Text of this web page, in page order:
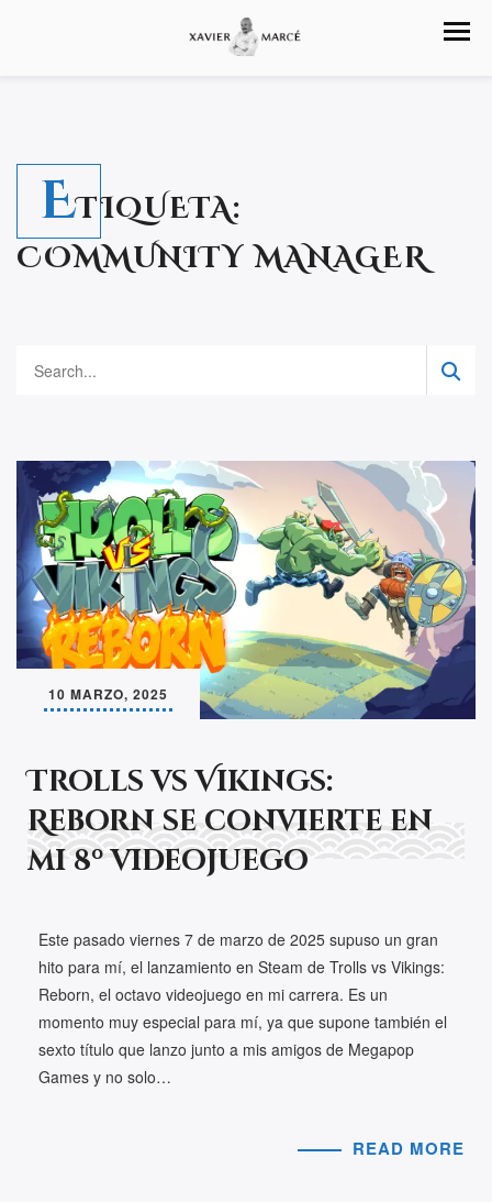
ETIQUETA:
COMMUNITY MANAGER
10 MARZO, 2025
Trolls vs Vikings:
Reborn se convierte en
mi 8º videojuego
Este pasado viernes 7 de marzo de 2025 supuso un gran
hito para mí, el lanzamiento en Steam de Trolls vs Vikings:
Reborn, el octavo videojuego en mi carrera. Es un
momento muy especial para mí, ya que supone también el
sexto título que lanzo junto a mis amigos de Megapop
Games y no solo…
READ MORE